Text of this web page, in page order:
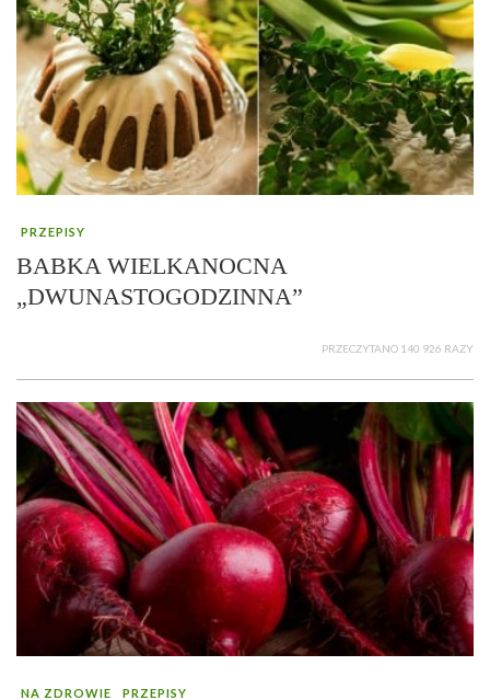
PRZEPISY
BABKA WIELKANOCNA
„DWUNASTOGODZINNA”
PRZECZYTANO 140 926 RAZY
NA ZDROWIE PRZEPISY